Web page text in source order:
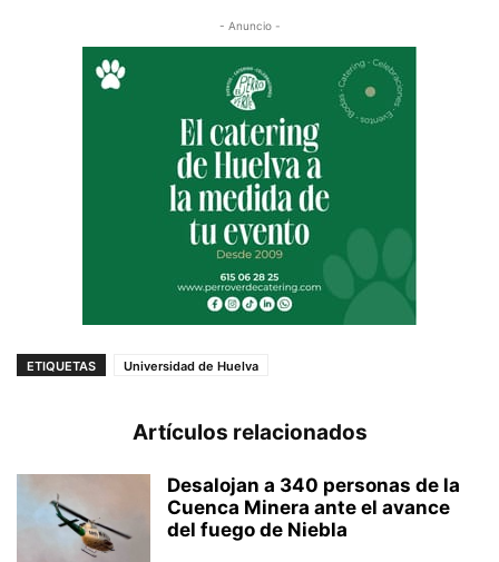
- Anuncio -
ETIQUETAS Universidad de Huelva
Artículos relacionados
Desalojan a 340 personas de la
Cuenca Minera ante el avance
del fuego de Niebla